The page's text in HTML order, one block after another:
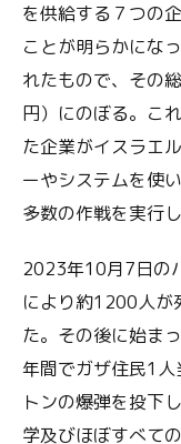
を供給する７つの
ことが明らかにな
れたもので、その
円）にのぼる。こ
た企業がイスラエ
ーやシステムを使
多数の作戦を実行し
2023年10月7日の
により約1200人が
た。その後に始ま
年間でガザ住民1
トンの爆弾を投下
学及びほぼすべて